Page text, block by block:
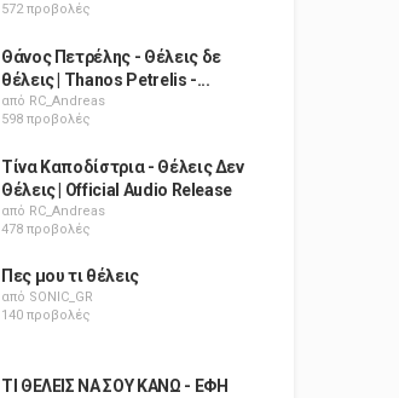
572 προβολές
Θάνος Πετρέλης - Θέλεις δε
θέλεις | Thanos Petrelis -...
από RC_Andreas
598 προβολές
Τίνα Καποδίστρια - Θέλεις Δεν
Θέλεις | Official Audio Release
από RC_Andreas
478 προβολές
Πες μου τι θέλεις
από SONIC_GR
140 προβολές
ΤΙ ΘΕΛΕΙΣ ΝΑ ΣΟΥ ΚΑΝΩ - ΕΦΗ